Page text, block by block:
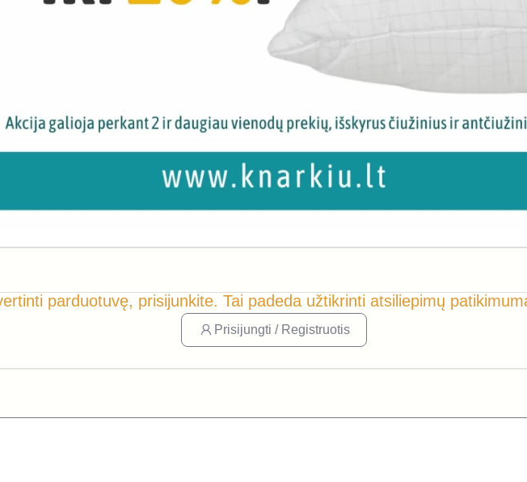
parduotuvę, prisijunkite. Tai padeda užtikrinti atsiliepimų
Prisijungti / Registruotis